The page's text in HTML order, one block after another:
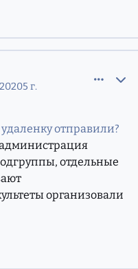
5 г.
отправили?
отдельные
организовали